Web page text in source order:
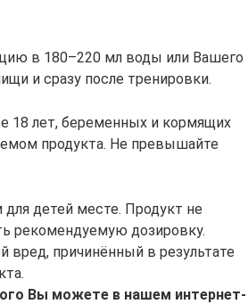
в 180–220 мл воды или Вашего
и сразу после тренировки.
18 лет, беременных и кормящих
продукта. Не превышайте
детей месте. Продукт не
рекомендуемую дозировку.
вред, причинённый в результате
Вы можете в нашем интернет-